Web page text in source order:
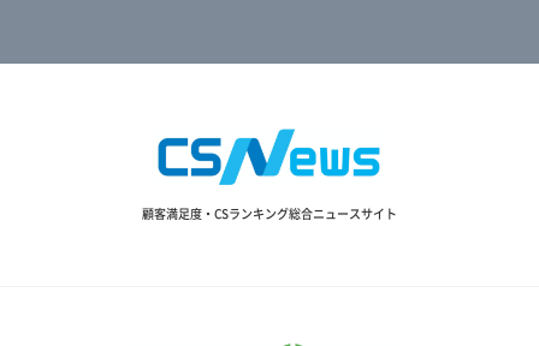
顧客満足度・CSランキング総合ニュースサイト